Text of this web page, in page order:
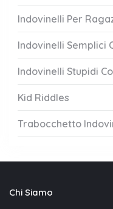
Indovinelli Per
Indovinelli Semplici
Indovinelli Stupidi
Kid Riddles
Trabocchetto
Chi Siamo